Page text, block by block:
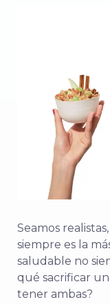
Seamos
siempre es la
saludable no
qué sacrificar
tener ambas?